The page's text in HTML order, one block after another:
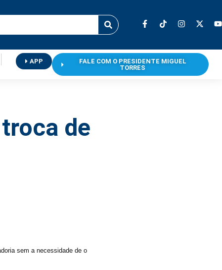
APP
FALE COM O PRESIDENTE MIGUEL
TORRES
de
sem a necessidade de o